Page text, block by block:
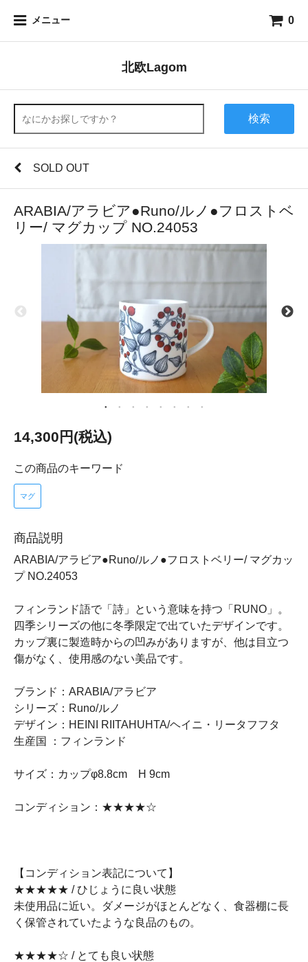
メニュー 0
北欧Lagom
検索
SOLD OUT
ARABIA/アラビア●Runo/ルノ●フロストベ
リー/ マグカップ NO.24053
14,300円(税込)
この商品のキーワード
マグ
商品説明
ARABIA/アラビア●Runo/ルノ●フロストベリー/ マグカッ
プ NO.24053
フィンランド語で「詩」という意味を持つ「RUNO」。
四季シリーズの他に冬季限定で出ていたデザインです。
カップ裏に製造時からの凹みがありますが、他は目立つ
傷がなく、使用感のない美品です。
ブランド：ARABIA/アラビア
シリーズ：Runo/ルノ
デザイン：HEINI RIITAHUHTA/ヘイニ・リータフフタ
生産国 ：フィンランド
サイズ：カップφ8.8cm H 9cm
コンディション：★★★★☆
【コンディション表記について】
★★★★★ / ひじょうに良い状態
未使用品に近い。ダメージがほとんどなく、食器棚に長
く保管されていたような良品のもの。
★★★★☆ / とても良い状態